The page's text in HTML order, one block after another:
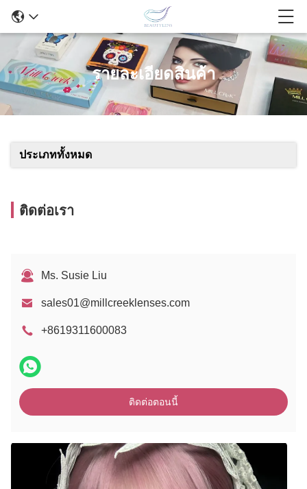
รายละเอียดสินค้า
ประเภททั้งหมด
ติดต่อเรา
Ms. Susie Liu
sales01@millcreeklenses.com
+8619311600083
ติดต่อตอนนี้